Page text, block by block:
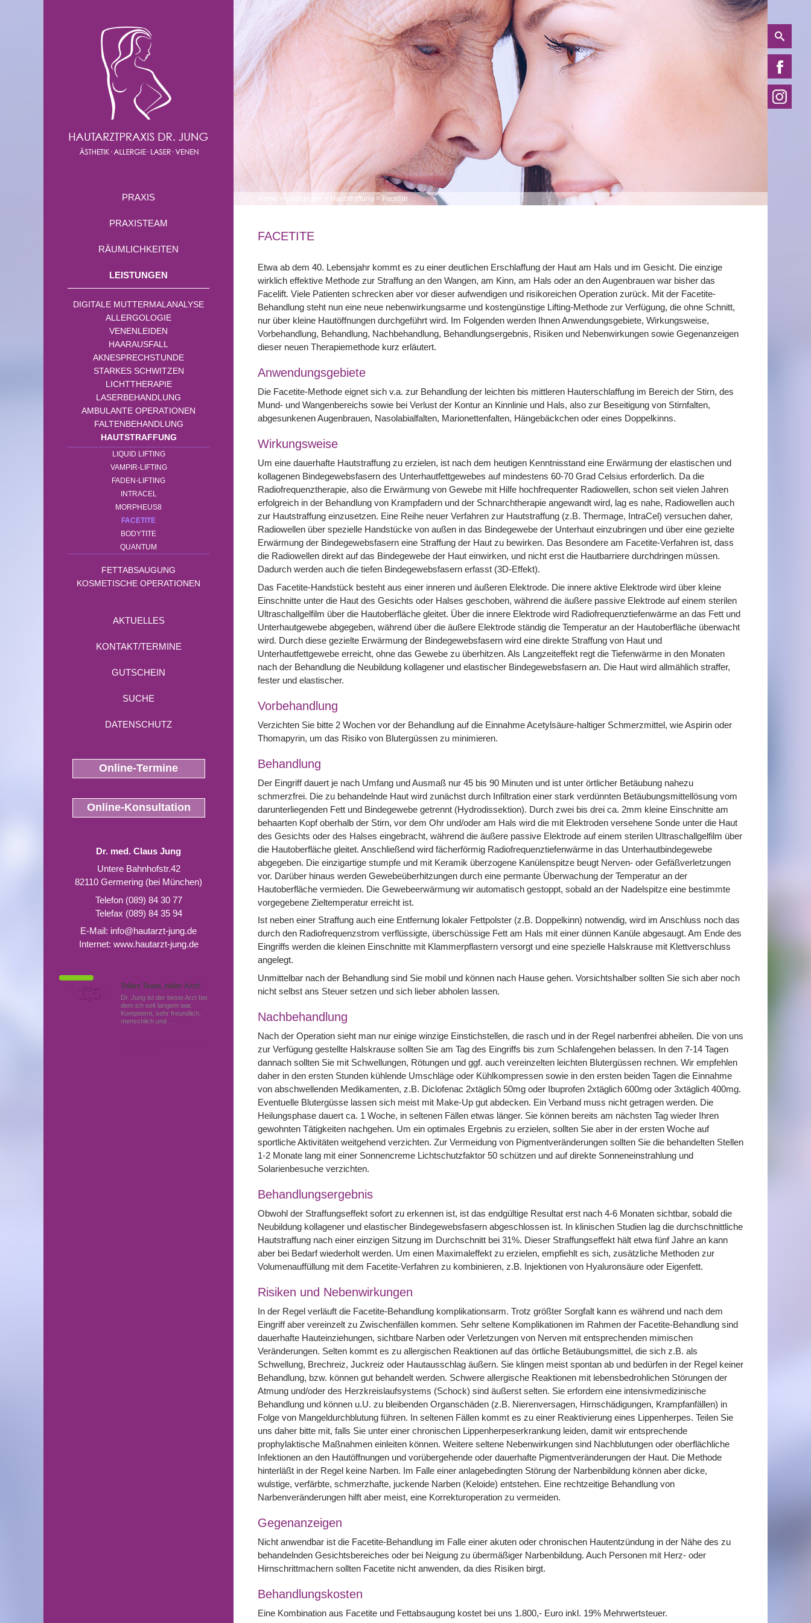
PRAXIS
PRAXISTEAM
RÄUMLICHKEITEN
LEISTUNGEN
DIGITALE MUTTERMALANALYSE
ALLERGOLOGIE
VENENLEIDEN
HAARAUSFALL
AKNESPRECHSTUNDE
STARKES SCHWITZEN
LICHTTHERAPIE
LASERBEHANDLUNG
AMBULANTE OPERATIONEN
FALTENBEHANDLUNG
HAUTSTRAFFUNG
LIQUID LIFTING
VAMPIR-LIFTING
FADEN-LIFTING
INTRACEL
MORPHEUS8
FACETITE
BODYTITE
QUANTUM
FETTABSAUGUNG
KOSMETISCHE OPERATIONEN
AKTUELLES
KONTAKT/TERMINE
GUTSCHEIN
SUCHE
DATENSCHUTZ
Online-Termine
Online-Konsultation
Dr. med. Claus Jung
Untere Bahnhofstr.42
82110 Germering (bei München)
Telefon (089) 84 30 77
Telefax (089) 84 35 94
E-Mail: info@hautarzt-jung.de
Internet: www.hautarzt-jung.de
Tolles Team, toller Arzt!
Dr. Jung ist der beste Arzt bei
dem ich seit langem war.
Kompetent, sehr freundlich,
menschlich und …
Von Patienten
bewertet mit
Note
1,5
> Leistungen Hautstraffung > Facetite
FACETITE
Etwa ab dem 40. Lebensjahr kommt es zu einer deutlichen Erschlaffung der Haut am Hals und im Gesicht. Die einzige
wirklich effektive Methode zur Straffung an den Wangen, am Kinn, am Hals oder an den Augenbrauen war bisher das
Facelift. Viele Patienten schrecken aber vor dieser aufwendigen und risikoreichen Operation zurück. Mit der Facetite-
Behandlung steht nun eine neue nebenwirkungsarme und kostengünstige Lifting-Methode zur Verfügung, die ohne Schnitt,
nur über kleine Hautöffnungen durchgeführt wird. Im Folgenden werden Ihnen Anwendungsgebiete, Wirkungsweise,
Vorbehandlung, Behandlung, Nachbehandlung, Behandlungsergebnis, Risiken und Nebenwirkungen sowie Gegenanzeigen
dieser neuen Therapiemethode kurz erläutert.
Anwendungsgebiete
Die Facetite-Methode eignet sich v.a. zur Behandlung der leichten bis mittleren Hauterschlaffung im Bereich der Stirn, des
Mund- und Wangenbereichs sowie bei Verlust der Kontur an Kinnlinie und Hals, also zur Beseitigung von Stirnfalten,
abgesunkenen Augenbrauen, Nasolabialfalten, Marionettenfalten, Hängebäckchen oder eines Doppelkinns.
Wirkungsweise
Um eine dauerhafte Hautstraffung zu erzielen, ist nach dem heutigen Kenntnisstand eine Erwärmung der elastischen und
kollagenen Bindegewebsfasern des Unterhautfettgewebes auf mindestens 60-70 Grad Celsius erforderlich. Da die
Radiofrequenztherapie, also die Erwärmung von Gewebe mit Hilfe hochfrequenter Radiowellen, schon seit vielen Jahren
erfolgreich in der Behandlung von Krampfadern und der Schnarchtherapie angewandt wird, lag es nahe, Radiowellen auch
zur Hautstraffung einzusetzen. Eine Reihe neuer Verfahren zur Hautstraffung (z.B. Thermage, IntraCel) versuchen daher,
Radiowellen über spezielle Handstücke von außen in das Bindegewebe der Unterhaut einzubringen und über eine gezielte
Erwärmung der Bindegewebsfasern eine Straffung der Haut zu bewirken. Das Besondere am Facetite-Verfahren ist, dass
die Radiowellen direkt auf das Bindegewebe der Haut einwirken, und nicht erst die Hautbarriere durchdringen müssen.
Dadurch werden auch die tiefen Bindegewebsfasern erfasst (3D-Effekt).
Das Facetite-Handstück besteht aus einer inneren und äußeren Elektrode. Die innere aktive Elektrode wird über kleine
Einschnitte unter die Haut des Gesichts oder Halses geschoben, während die äußere passive Elektrode auf einem sterilen
Ultraschallgelfilm über die Hautoberfläche gleitet. Über die innere Elektrode wird Radiofrequenztiefenwärme an das Fett und
Unterhautgewebe abgegeben, während über die äußere Elektrode ständig die Temperatur an der Hautoberfläche überwacht
wird. Durch diese gezielte Erwärmung der Bindegewebsfasern wird eine direkte Straffung von Haut und
Unterhautfettgewebe erreicht, ohne das Gewebe zu überhitzen. Als Langzeiteffekt regt die Tiefenwärme in den Monaten
nach der Behandlung die Neubildung kollagener und elastischer Bindegewebsfasern an. Die Haut wird allmählich straffer,
fester und elastischer.
Vorbehandlung
Verzichten Sie bitte 2 Wochen vor der Behandlung auf die Einnahme Acetylsäure-haltiger Schmerzmittel, wie Aspirin oder
Thomapyrin, um das Risiko von Blutergüssen zu minimieren.
Behandlung
Der Eingriff dauert je nach Umfang und Ausmaß nur 45 bis 90 Minuten und ist unter örtlicher Betäubung nahezu
schmerzfrei. Die zu behandelnde Haut wird zunächst durch Infiltration einer stark verdünnten Betäubungsmittellösung vom
darunterliegenden Fett und Bindegewebe getrennt (Hydrodissektion). Durch zwei bis drei ca. 2mm kleine Einschnitte am
behaarten Kopf oberhalb der Stirn, vor dem Ohr und/oder am Hals wird die mit Elektroden versehene Sonde unter die Haut
des Gesichts oder des Halses eingebracht, während die äußere passive Elektrode auf einem sterilen Ultraschallgelfilm über
die Hautoberfläche gleitet. Anschließend wird fächerförmig Radiofrequenztiefenwärme in das Unterhautbindegewebe
abgegeben. Die einzigartige stumpfe und mit Keramik überzogene Kanülenspitze beugt Nerven- oder Gefäßverletzungen
vor. Darüber hinaus werden Gewebeüberhitzungen durch eine permante Überwachung der Temperatur an der
Hautoberfläche vermieden. Die Gewebeerwärmung wir automatisch gestoppt, sobald an der Nadelspitze eine bestimmte
vorgegebene Zieltemperatur erreicht ist.
Ist neben einer Straffung auch eine Entfernung lokaler Fettpolster (z.B. Doppelkinn) notwendig, wird im Anschluss noch das
durch den Radiofrequenzstrom verflüssigte, überschüssige Fett am Hals mit einer dünnen Kanüle abgesaugt. Am Ende des
Eingriffs werden die kleinen Einschnitte mit Klammerpflastern versorgt und eine spezielle Halskrause mit Klettverschluss
angelegt.
Unmittelbar nach der Behandlung sind Sie mobil und können nach Hause gehen. Vorsichtshalber sollten Sie sich aber noch
nicht selbst ans Steuer setzen und sich lieber abholen lassen.
Nachbehandlung
Nach der Operation sieht man nur einige winzige Einstichstellen, die rasch und in der Regel narbenfrei abheilen. Die von uns
zur Verfügung gestellte Halskrause sollten Sie am Tag des Eingriffs bis zum Schlafengehen belassen. In den 7-14 Tagen
dannach sollten Sie mit Schwellungen, Rötungen und ggf. auch vereinzelten leichten Blutergüssen rechnen. Wir empfehlen
daher in den ersten Stunden kühlende Umschläge oder Kühlkompressen sowie in den ersten beiden Tagen die Einnahme
von abschwellenden Medikamenten, z.B. Diclofenac 2xtäglich 50mg oder Ibuprofen 2xtäglich 600mg oder 3xtäglich 400mg.
Eventuelle Blutergüsse lassen sich meist mit Make-Up gut abdecken. Ein Verband muss nicht getragen werden. Die
Heilungsphase dauert ca. 1 Woche, in seltenen Fällen etwas länger. Sie können bereits am nächsten Tag wieder Ihren
gewohnten Tätigkeiten nachgehen. Um ein optimales Ergebnis zu erzielen, sollten Sie aber in der ersten Woche auf
sportliche Aktivitäten weitgehend verzichten. Zur Vermeidung von Pigmentveränderungen sollten Sie die behandelten Stellen
1-2 Monate lang mit einer Sonnencreme Lichtschutzfaktor 50 schützen und auf direkte Sonneneinstrahlung und
Solarienbesuche verzichten.
Behandlungsergebnis
Obwohl der Straffungseffekt sofort zu erkennen ist, ist das endgültige Resultat erst nach 4-6 Monaten sichtbar, sobald die
Neubildung kollagener und elastischer Bindegewebsfasern abgeschlossen ist. In klinischen Studien lag die durchschnittliche
Hautstraffung nach einer einzigen Sitzung im Durchschnitt bei 31%. Dieser Straffungseffekt hält etwa fünf Jahre an kann
aber bei Bedarf wiederholt werden. Um einen Maximaleffekt zu erzielen, empfiehlt es sich, zusätzliche Methoden zur
Volumenauffüllung mit dem Facetite-Verfahren zu kombinieren, z.B. Injektionen von Hyaluronsäure oder Eigenfett.
Risiken und Nebenwirkungen
In der Regel verläuft die Facetite-Behandlung komplikationsarm. Trotz größter Sorgfalt kann es während und nach dem
Eingriff aber vereinzelt zu Zwischenfällen kommen. Sehr seltene Komplikationen im Rahmen der Facetite-Behandlung sind
dauerhafte Hauteinziehungen, sichtbare Narben oder Verletzungen von Nerven mit entsprechenden mimischen
Veränderungen. Selten kommt es zu allergischen Reaktionen auf das örtliche Betäubungsmittel, die sich z.B. als
Schwellung, Brechreiz, Juckreiz oder Hautausschlag äußern. Sie klingen meist spontan ab und bedürfen in der Regel keiner
Behandlung, bzw. können gut behandelt werden. Schwere allergische Reaktionen mit lebensbedrohlichen Störungen der
Atmung und/oder des Herzkreislaufsystems (Schock) sind äußerst selten. Sie erfordern eine intensivmedizinische
Behandlung und können u.U. zu bleibenden Organschäden (z.B. Nierenversagen, Hirnschädigungen, Krampfanfällen) in
Folge von Mangeldurchblutung führen. In seltenen Fällen kommt es zu einer Reaktivierung eines Lippenherpes. Teilen Sie
uns daher bitte mit, falls Sie unter einer chronischen Lippenherpeserkrankung leiden, damit wir entsprechende
prophylaktische Maßnahmen einleiten können. Weitere seltene Nebenwirkungen sind Nachblutungen oder oberflächliche
Infektionen an den Hautöffnungen und vorübergehende oder dauerhafte Pigmentveränderungen der Haut. Die Methode
hinterläßt in der Regel keine Narben. Im Falle einer anlagebedingten Störung der Narbenbildung können aber dicke,
wulstige, verfärbte, schmerzhafte, juckende Narben (Keloide) entstehen. Eine rechtzeitige Behandlung von
Narbenveränderungen hilft aber meist, eine Korrekturoperation zu vermeiden.
Gegenanzeigen
Nicht anwendbar ist die Facetite-Behandlung im Falle einer akuten oder chronischen Hautentzündung in der Nähe des zu
behandelnden Gesichtsbereiches oder bei Neigung zu übermäßiger Narbenbildung. Auch Personen mit Herz- oder
Hirnschrittmachern sollten Facetite nicht anwenden, da dies Risiken birgt.
Behandlungskosten
Eine Kombination aus Facetite und Fettabsaugung kostet bei uns 1.800,- Euro inkl. 19% Mehrwertsteuer.